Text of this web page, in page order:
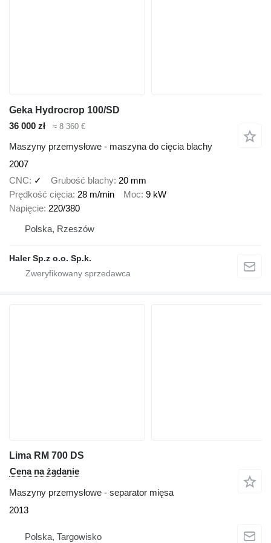
Geka Hydrocrop 100/SD
36 000 zł
≈ 8 360 €
Maszyny przemysłowe - maszyna do cięcia blachy
2007
CNC
✓ Grubość blachy 20 mm
Prędkość cięcia 28 m/min Moc 9 kW
Napięcie 220/380
Polska, Rzeszów
Haler Sp.z o.o. Sp.k.
Lima RM 700 DS
Cena na żądanie
Maszyny przemysłowe - separator mięsa
2013
Polska, Targowisko